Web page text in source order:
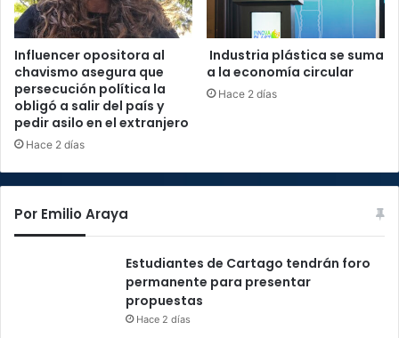
Influencer opositora al
chavismo asegura que
persecución política la
obligó a salir del país y
pedir asilo en el extranjero
Hace 2 días
Industria plástica se suma
a la economía circular
Hace 2 días
Por Emilio Araya
Estudiantes de Cartago tendrán foro
permanente para presentar
propuestas
Hace 2 días